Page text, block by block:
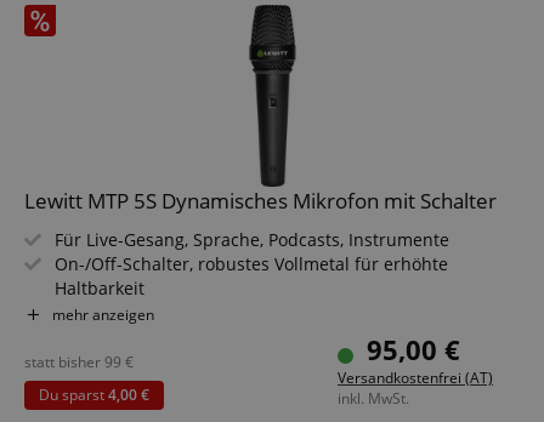
Lewitt MTP 5S Dynamisches Mikrofon mit Schalter
Für Live-Gesang, Sprache, Podcasts, Instrumente
On-/Off-Schalter, robustes Vollmetal für erhöhte
Haltbarkeit
Frequenzbereich: 50 - 17.000 Hz, Empfindlichkeit: 2
Hervorragende Klarheit und definierte
Höhenwiedergabe
Senkt die Höhen anderer lauter Hintergrundquellen
mehr anzeigen
95,00 €
Versandkostenfrei (AT)
inkl. MwSt.
statt bisher99 €
Du sparst4,00 €